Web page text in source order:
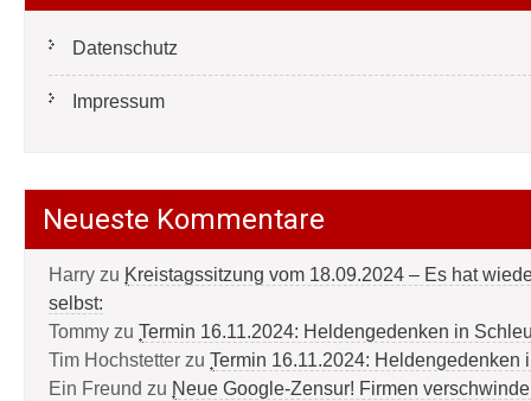
Datenschutz
Impressum
Neueste Kommentare
Harry zu Kreistagssitzung vom 18.09.2024 – Es hat
selbst:
Tommy zu Termin 16.11.2024: Heldengedenken in
Tim Hochstetter zu Termin 16.11.2024: Heldengedenken
Ein Freund zu Neue Google-Zensur! Firmen